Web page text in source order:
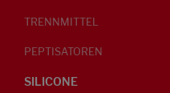
TRENNMITTEL
PEPTISATOREN
SILICONE